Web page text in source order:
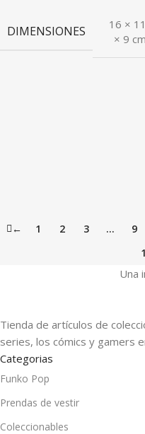
DIMENSIONES
16 × 11
× 9 cm
← 1 2 3 … 9
Una
Tienda de artículos de
series, los cómics y gamers
Categorias
Funko Pop
Prendas de vestir
Coleccionables